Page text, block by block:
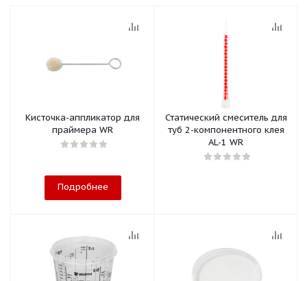
Кисточка-аппликатор для
праймера WR
Подробнее
Статический смеситель для
туб 2-компонентного клея
AL-1 WR